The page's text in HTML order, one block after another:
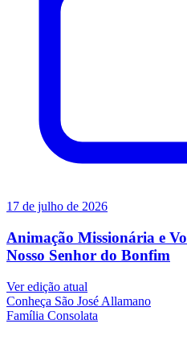
17 de julho de 2026
Animação Missionária e
Nosso Senhor do Bonfim
Ver edição atual
Conheça São José Allamano
Família Consolata